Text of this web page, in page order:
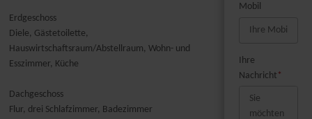
Erdgeschoss
Diele, Gästetoilette,
Hauswirtschaftsraum/Abstellraum, Wohn- und
Esszimmer, Küche
Dachgeschoss
Flur, drei Schlafzimmer, Badezimmer
Mobil
Ihre
Nachricht *